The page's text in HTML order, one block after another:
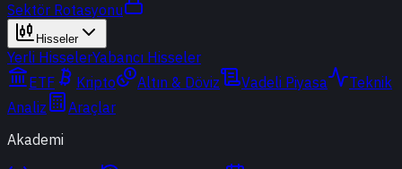
Sektör Rotasyonu
Hisseler
Yerli HisselerYabancı Hisseler
ETF
Kripto Altın & Döviz Vadeli Piyasa
Teknik
Analiz
Araçlar
Akademi